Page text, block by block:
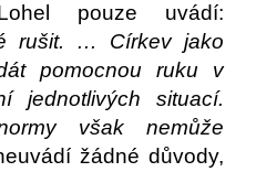
pouze uvádí:
rušit. … Církev jako
pomocnou ruku v
jednotlivých situací.
však nemůže
žádné důvody,